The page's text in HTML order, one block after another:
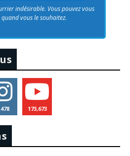
indésirable. Vous pouvez vous
vous le souhaitez.
173,673